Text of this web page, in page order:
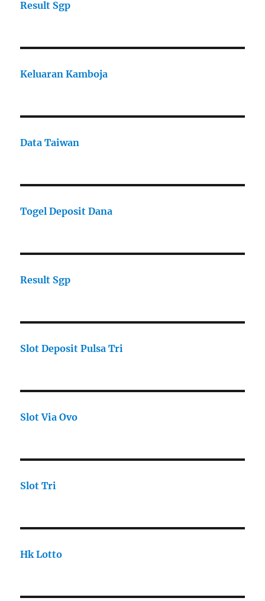
Result Sgp
Keluaran Kamboja
Data Taiwan
Togel Deposit Dana
Result Sgp
Slot Deposit Pulsa Tri
Slot Via Ovo
Slot Tri
Hk Lotto